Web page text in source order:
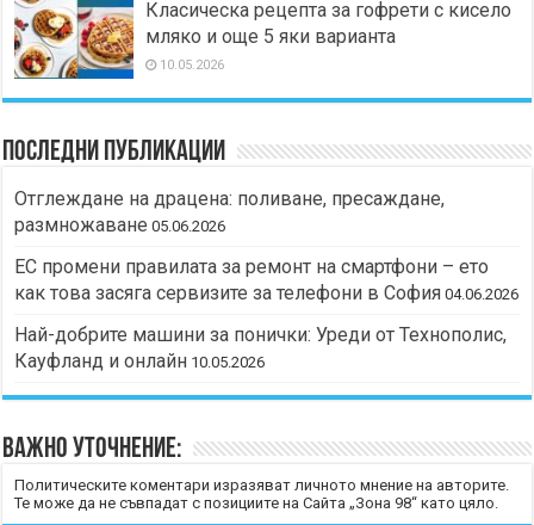
Класическа рецепта за гофрети с кисело
мляко и още 5 яки варианта
10.05.2026
Последни публикации
Отглеждане на драцена: поливане, пресаждане,
размножаване 05.06.2026
ЕС промени правилата за ремонт на смартфони – ето
как това засяга сервизите за телефони в София 04.06.2026
Най-добрите машини за понички: Уреди от Технополис,
Кауфланд и онлайн 10.05.2026
Важно уточнение:
Политическите коментари изразяват личното мнение на авторите.
Те може да не съвпадат с позициите на Сайта „Зона 98“ като цяло.